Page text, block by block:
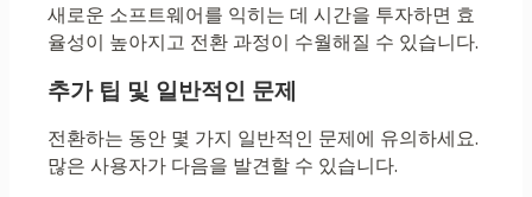
새로운 소프트웨어를 익히는 데 시간을 투자하면 효
율성이 높아지고 전환 과정이 수월해질 수 있습니다.
추가 팁 및 일반적인 문제
전환하는 동안 몇 가지 일반적인 문제에 유의하세요.
많은 사용자가 다음을 발견할 수 있습니다.